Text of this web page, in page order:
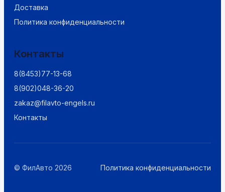
Доставка
Политика конфиденциальности
Контакты
8(8453)77-13-68
8(902)048-36-20
zakaz@filavto-engels.ru
Контакты
© ФилАвто 2026 Политика конфиденциальности